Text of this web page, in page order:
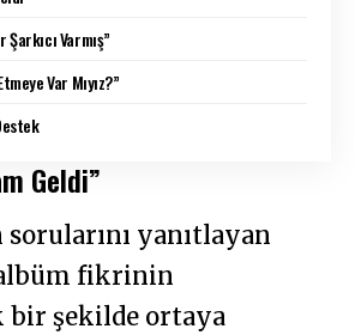
Varmış”
Var Mıyız?”
Geldi”
yanıtlayan
albüm fikrinin
bir şekilde ortaya